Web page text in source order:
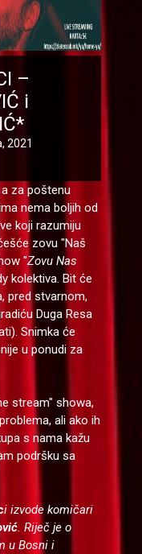
–
i
2021
za poštenu
nema boljih od
koji razumiju
zovu "Naš
"Zovu Nas
kolektiva. Bit će
pred stvarnom,
Duga Resa
Snimka će
u ponudi za
stream" showa,
ali ako ih
s nama kažu
podršku sa
i izvode komičari
. Riječ je o
u Bosni i